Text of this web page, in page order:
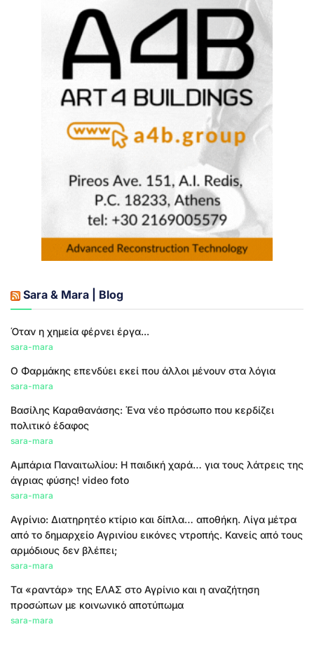
Sara & Mara | Blog
Όταν η χημεία φέρνει έργα...
sara-mara
Ο Φαρμάκης επενδύει εκεί που άλλοι μένουν στα λόγια
sara-mara
Βασίλης Καραθανάσης: Ένα νέο πρόσωπο που κερδίζει
πολιτικό έδαφος
sara-mara
Αμπάρια Παναιτωλίου: Η παιδική χαρά… για τους λάτρεις της
άγριας φύσης! video foto
sara-mara
Αγρίνιο: Διατηρητέο κτίριο και δίπλα… αποθήκη. Λίγα μέτρα
από το δημαρχείο Αγρινίου εικόνες ντροπής. Κανείς από τους
αρμόδιους δεν βλέπει;
sara-mara
Τα «ραντάρ» της ΕΛΑΣ στο Αγρίνιο και η αναζήτηση
προσώπων με κοινωνικό αποτύπωμα
sara-mara